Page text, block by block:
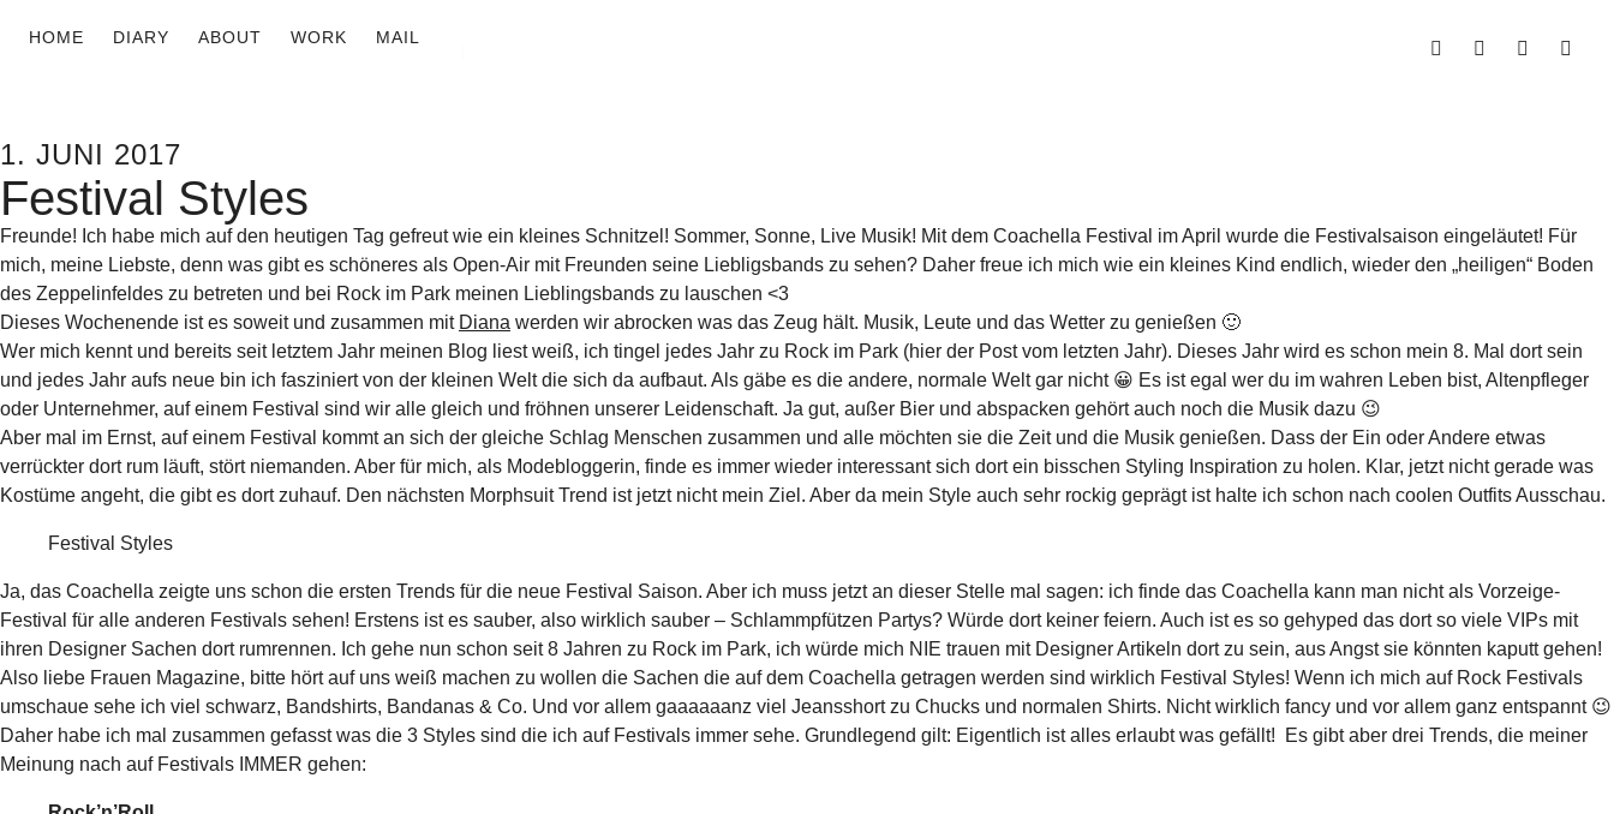
HOME DIARY ABOUT WORK MAIL
1. JUNI 2017
Festival Styles
Freunde! Ich habe mich auf den heutigen Tag gefreut wie ein kleines Schnitzel! Sommer, Sonne, Live Musik! Mit dem Coachella Festival im April wurde die Festivalsaison eingeläutet! Für
mich, meine Liebste, denn was gibt es schöneres als Open-Air mit Freunden seine Liebligsbands zu sehen? Daher freue ich mich wie ein kleines Kind endlich, wieder den „heiligen“ Boden
des Zeppelinfeldes zu betreten und bei Rock im Park meinen Lieblingsbands zu lauschen <3
Dieses Wochenende ist es soweit und zusammen mit Diana werden wir abrocken was das Zeug hält. Musik, Leute und das Wetter zu genießen 🙂
Wer mich kennt und bereits seit letztem Jahr meinen Blog liest weiß, ich tingel jedes Jahr zu Rock im Park (hier der Post vom letzten Jahr). Dieses Jahr wird es schon mein 8. Mal dort sein
und jedes Jahr aufs neue bin ich fasziniert von der kleinen Welt die sich da aufbaut. Als gäbe es die andere, normale Welt gar nicht 😀 Es ist egal wer du im wahren Leben bist, Altenpfleger
oder Unternehmer, auf einem Festival sind wir alle gleich und fröhnen unserer Leidenschaft. Ja gut, außer Bier und abspacken gehört auch noch die Musik dazu 😉
Aber mal im Ernst, auf einem Festival kommt an sich der gleiche Schlag Menschen zusammen und alle möchten sie die Zeit und die Musik genießen. Dass der Ein oder Andere etwas
verrückter dort rum läuft, stört niemanden. Aber für mich, als Modebloggerin, finde es immer wieder interessant sich dort ein bisschen Styling Inspiration zu holen. Klar, jetzt nicht gerade was
Kostüme angeht, die gibt es dort zuhauf. Den nächsten Morphsuit Trend ist jetzt nicht mein Ziel. Aber da mein Style auch sehr rockig geprägt ist halte ich schon nach coolen Outfits Ausschau.
Festival Styles
Ja, das Coachella zeigte uns schon die ersten Trends für die neue Festival Saison. Aber ich muss jetzt an dieser Stelle mal sagen: ich finde das Coachella kann man nicht als Vorzeige-
Festival für alle anderen Festivals sehen! Erstens ist es sauber, also wirklich sauber – Schlammpfützen Partys? Würde dort keiner feiern. Auch ist es so gehyped das dort so viele VIPs mit
ihren Designer Sachen dort rumrennen. Ich gehe nun schon seit 8 Jahren zu Rock im Park, ich würde mich NIE trauen mit Designer Artikeln dort zu sein, aus Angst sie könnten kaputt gehen!
Also liebe Frauen Magazine, bitte hört auf uns weiß machen zu wollen die Sachen die auf dem Coachella getragen werden sind wirklich Festival Styles! Wenn ich mich auf Rock Festivals
umschaue sehe ich viel schwarz, Bandshirts, Bandanas & Co. Und vor allem gaaaaaanz viel Jeansshort zu Chucks und normalen Shirts. Nicht wirklich fancy und vor allem ganz entspannt 😉
Daher habe ich mal zusammen gefasst was die 3 Styles sind die ich auf Festivals immer sehe. Grundlegend gilt: Eigentlich ist alles erlaubt was gefällt! Es gibt aber drei Trends, die meiner
Meinung nach auf Festivals IMMER gehen: